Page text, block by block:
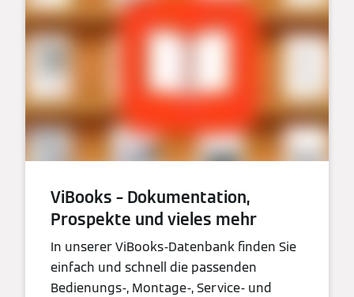
ViBooks – Dokumentation,
Prospekte und vieles mehr
In unserer ViBooks-Datenbank finden Sie
einfach und schnell die passenden
Bedienungs-, Montage-, Service- und